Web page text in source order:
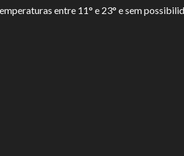
entre 11° e 23° e sem